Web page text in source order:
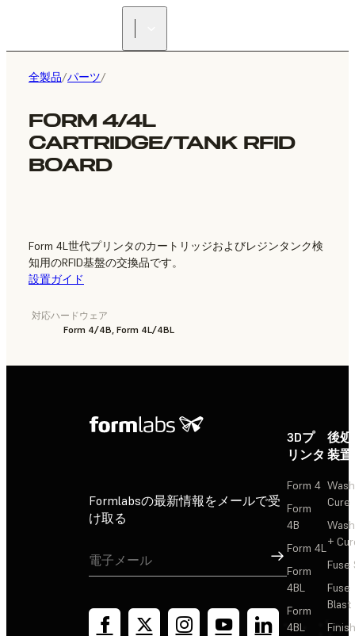
全製品/パーツ/
FORM 4/4L
CARTRIDGE/TANK RFID
BOARD
Form 4L世代プリンタのカートリッジおよびレジンタンク検
知用のRFID基盤の交換品です。
設置ガイド
対応ハードウェア
Form 4/4B, Form 4L/4BL
Formlabsの最新情報をメールで受
け取る
サインアップ
3Dプ
リンタ
Form 4
Form
4B
Form 4L
Form
4BL
Form
4BL
後
装置
Cure
+
Fuse
Fuse
Blast